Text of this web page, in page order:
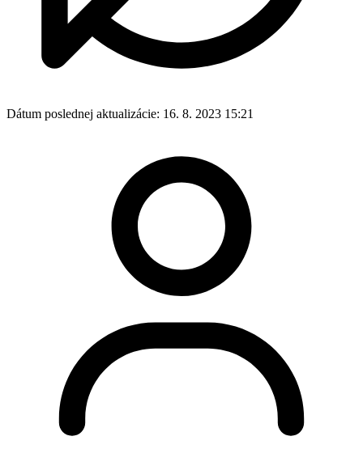
Dátum poslednej aktualizácie: 16. 8. 2023 15:21